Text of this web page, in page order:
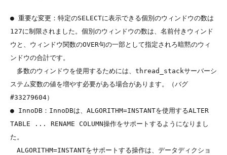
● 重要な変更：特定のSELECTに表示できる個別のウィンドウの数は
127に制限されました。個別のウィンドウの数は、名前付きウィンド
ウと、ウィンドウ関数のOVER句の一部として指定されろ暗黙のウィ
ンドウの合計です。
多数のウィンドウを使用するためには、thread_stackサーバーシ
ステム変数の値を増やす必要がある場合があります。（バグ
#33279604）
● InnoDB：InnoDBは、ALGORITHM=INSTANTを使用するALTER
TABLE ... RENAME COLUMN操作をサポートするようになりまし
た。
ALGORITHM=INSTANTをサポートする操作は、データディクショ